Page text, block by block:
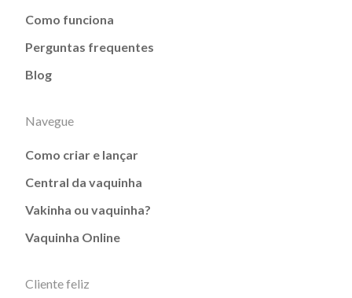
Como funciona
Perguntas frequentes
Blog
Navegue
Como criar e lançar
Central da vaquinha
Vakinha ou vaquinha?
Vaquinha Online
Cliente feliz